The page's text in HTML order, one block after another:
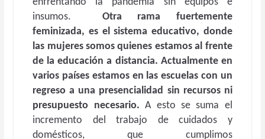
insumos. Otra rama fuertemente
feminizada, es el sistema educativo, donde
las mujeres somos quienes estamos al frente
de la educación a distancia. Actualmente en
varios países estamos en las escuelas con un
regreso a una presencialidad sin recursos ni
presupuesto necesario. A esto se suma el
incremento del trabajo de cuidados y
domésticos, que cumplimos